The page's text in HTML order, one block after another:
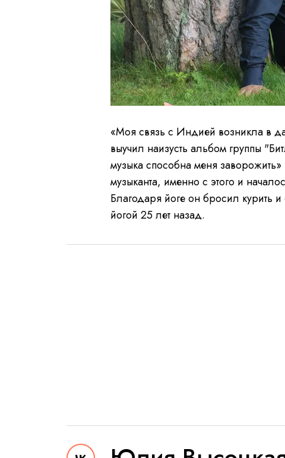
«Моя связь с Индией возникла в
выучил наизусть альбом группы
музыка способна меня
музыканта, именно с этого и
Благодаря йоге он бросил курить
йогой 25 лет назад.